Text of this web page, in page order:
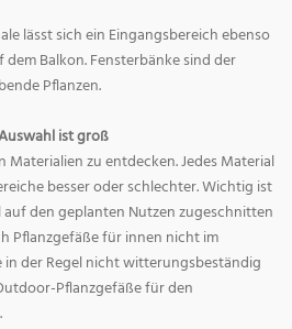
lässt sich ein Eingangsbereich ebenso
Balkon. Fensterbänke sind der
Pflanzen.
ist groß
Materialien zu entdecken. Jedes Material
besser oder schlechter. Wichtig ist
den geplanten Nutzen zugeschnitten
Pflanzgefäße für innen nicht im
in der Regel nicht witterungsbeständig
Pflanzgefäße für den